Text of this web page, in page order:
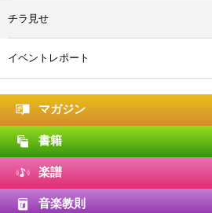
チラ見せ
イベントレポート
マガジン
書籍
楽譜
音楽教則